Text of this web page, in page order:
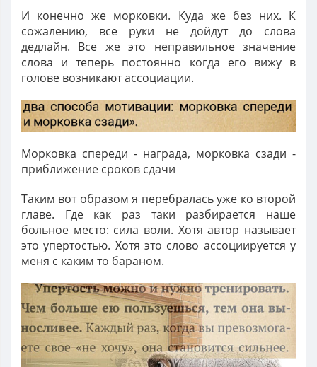
И конечно же морковки. Куда же без них. К
сожалению, все руки не дойдут до слова
дедлайн. Все же это неправильное значение
слова и теперь постоянно когда его вижу в
голове возникают ассоциации.
Морковка спереди - награда, морковка сзади -
приближение сроков сдачи
Таким вот образом я перебралась уже ко второй
главе. Где как раз таки разбирается наше
больное место: сила воли. Хотя автор называет
это упертостью. Хотя это слово ассоциируется у
меня с каким то бараном.